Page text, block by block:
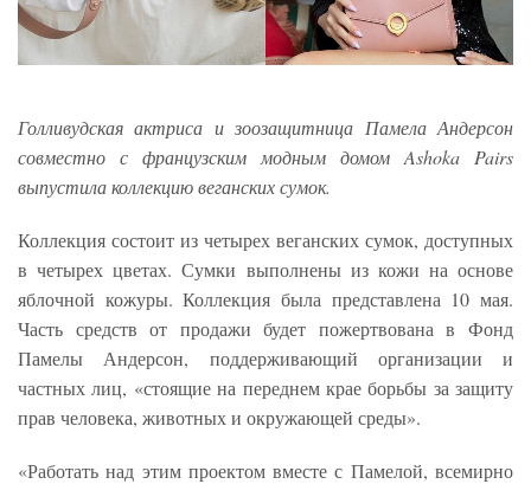
Голливудская актриса и зоозащитница Памела Андерсон
совместно с французским модным домом Ashoka Pairs
выпустила коллекцию веганских сумок.
Коллекция состоит из четырех веганских сумок, доступных
в четырех цветах. Сумки выполнены из кожи на основе
яблочной кожуры. Коллекция была представлена 10 мая.
Часть средств от продажи будет пожертвована в Фонд
Памелы Андерсон, поддерживающий организации и
частных лиц, «стоящие на переднем крае борьбы за защиту
прав человека, животных и окружающей среды».
«Работать над этим проектом вместе с Памелой, всемирно